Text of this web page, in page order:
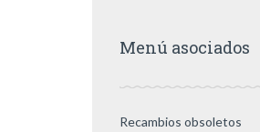
Menú asociados
Recambios obsoletos